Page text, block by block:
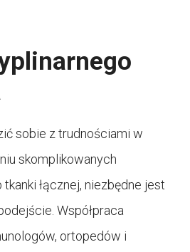
sobie z trudnościami w
skomplikowanych
łącznej, niezbędne jest
Współpraca
ortopedów i